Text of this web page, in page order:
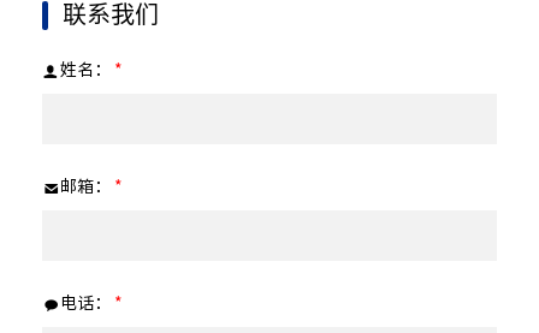
联系我们
姓名： *
邮箱： *
电话： *